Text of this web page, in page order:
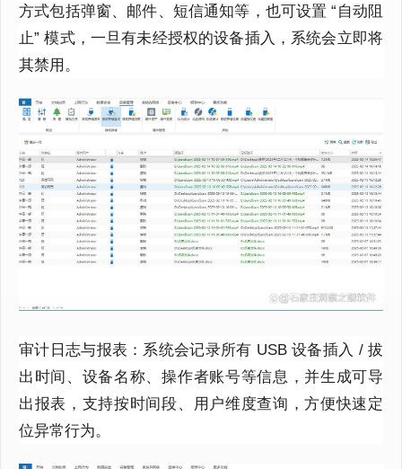
方式包括弹窗、邮件、短信通知等，也可设置 “自动阻
止” 模式，一旦有未经授权的设备插入，系统会立即将
其禁用。
审计日志与报表：系统会记录所有 USB 设备插入 / 拔
出时间、设备名称、操作者账号等信息，并生成可导
出报表，支持按时间段、用户维度查询，方便快速定
位异常行为。